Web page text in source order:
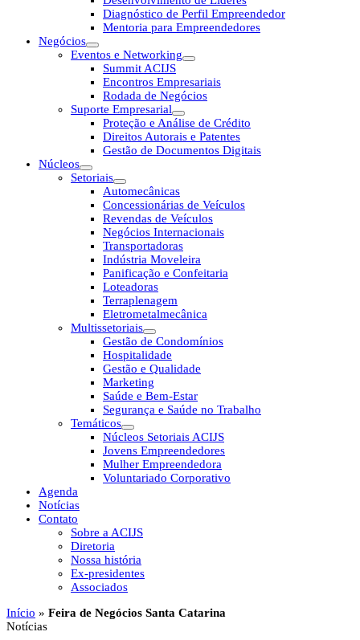
Diagnóstico de Perfil Empreendedor
Mentoria para Empreendedores
Negócios
Eventos e Networking
Summit ACIJS
Encontros Empresariais
Rodada de Negócios
Suporte Empresarial
Proteção e Análise de Crédito
Direitos Autorais e Patentes
Gestão de Documentos Digitais
Núcleos
Setoriais
Automecânicas
Concessionárias de Veículos
Revendas de Veículos
Negócios Internacionais
Transportadoras
Indústria Moveleira
Panificação e Confeitaria
Loteadoras
Terraplenagem
Eletrometalmecânica
Multissetoriais
Gestão de Condomínios
Hospitalidade
Gestão e Qualidade
Marketing
Saúde e Bem-Estar
Segurança e Saúde no Trabalho
Temáticos
Núcleos Setoriais ACIJS
Jovens Empreendedores
Mulher Empreendedora
Voluntariado Corporativo
Agenda
Notícias
Contato
Sobre a ACIJS
Diretoria
Nossa história
Ex-presidentes
Associados
Início » Feira de Negócios Santa Catarina
Notícias